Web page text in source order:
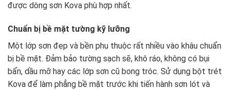
được dòng sơn Kova phù hợp nhất.
Chuẩn bị bề mặt tường kỹ lưỡng
Một lớp sơn đẹp và bền phụ thuộc rất nhiều vào khâu chuẩn
bị bề mặt. Đảm bảo tường sạch sẽ, khô ráo, không có bụi
bẩn, dầu mỡ hay các lớp sơn cũ bong tróc. Sử dụng bột trét
Kova để làm phẳng bề mặt trước khi tiến hành sơn lót và